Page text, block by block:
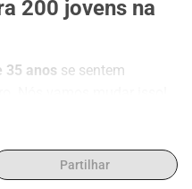
200 jovens na
35 anos se sentem
série de eventos de
jovens (de 16 a 35
Partilhar